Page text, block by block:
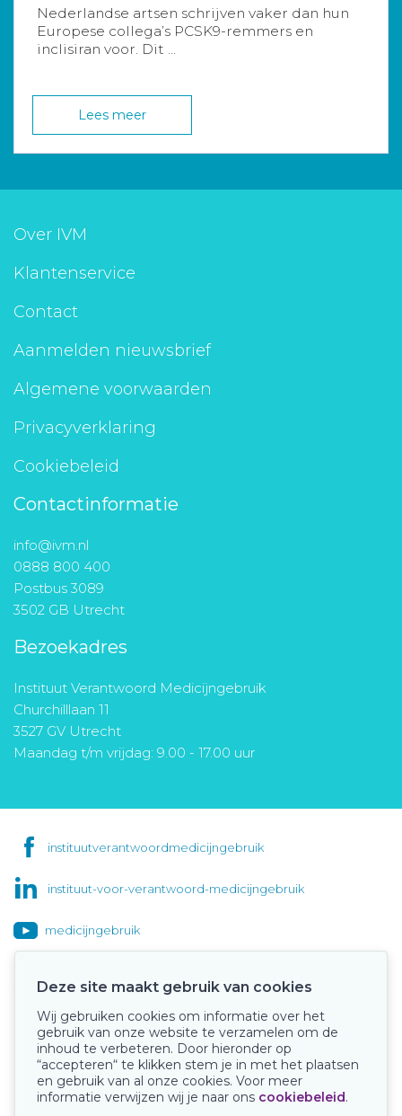
Nederlandse artsen schrijven vaker dan hun
Europese collega’s PCSK9-remmers en
inclisiran voor. Dit ...
Lees meer
Over IVM
Klantenservice
Contact
Aanmelden nieuwsbrief
Algemene voorwaarden
Privacyverklaring
Cookiebeleid
Contactinformatie
info@ivm.nl
0888 800 400
Postbus 3089
3502 GB Utrecht
Bezoekadres
Instituut Verantwoord Medicijngebruik
Churchilllaan 11
3527 GV Utrecht
Maandag t/m vrijdag: 9.00 - 17.00 uur
instituutverantwoordmedicijngebruik
instituut-voor-verantwoord-medicijngebruik
medicijngebruik
Onze keurmerken
Deze site maakt gebruik van cookies
Wij gebruiken cookies om informatie over het
gebruik van onze website te verzamelen om de
inhoud te verbeteren. Door hieronder op
“accepteren“ te klikken stem je in met het plaatsen
en gebruik van al onze cookies. Voor meer
informatie verwijzen wij je naar ons cookiebeleid.